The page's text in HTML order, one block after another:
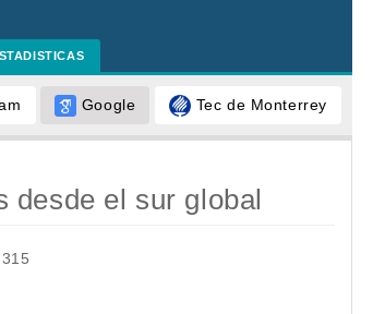
Google Tec de Monterrey
desde el sur global
315